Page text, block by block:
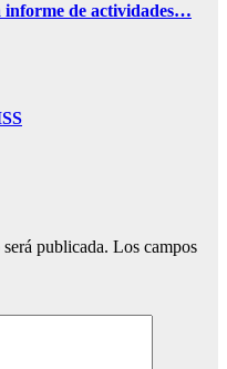
de actividades…
publicada. Los campos